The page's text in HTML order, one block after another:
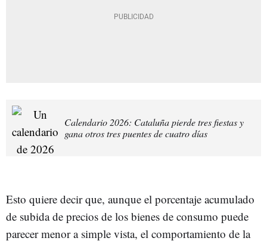
Calendario 2026: Cataluña pierde tres fiestas y
gana otros tres puentes de cuatro días
Esto quiere decir que, aunque el porcentaje acumulado
de subida de precios de los bienes de consumo puede
parecer menor a simple vista, el comportamiento de la